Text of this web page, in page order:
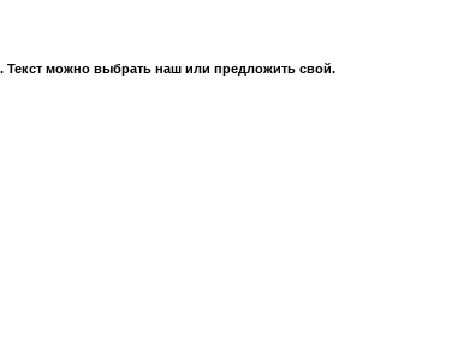
Текст можно выбрать наш или предложить свой.